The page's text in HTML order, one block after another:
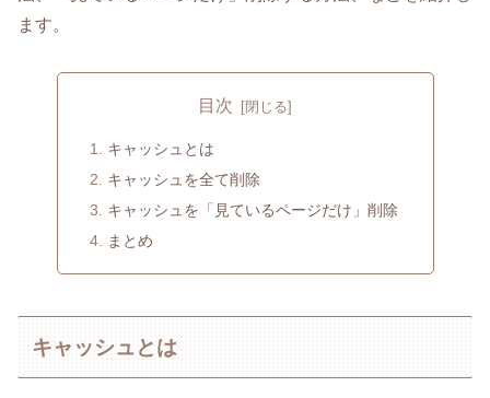
ます。
目次
キャッシュとは
キャッシュを全て削除
キャッシュを「見ているページだけ」削除
まとめ
キャッシュとは